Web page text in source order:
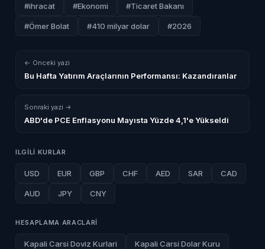
#ihracat #Ekonomi #Ticaret Bakanı
#Ömer Bolat #410 milyar dolar #2026
← Onceki yazi
Bu Hafta Yatırım Araçlarının Performansı: Kazandıranlar
Sonraki yazi →
ABD'de PCE Enflasyonu Mayısta Yüzde 4,1'e Yükseldi
ILGILI KURLAR
USD EUR GBP CHF AED SAR CAD
AUD JPY CNY
HESAPLAMA ARACLARI
Kapali Carsi Doviz Kurlari Kapali Carsi Dolar Kuru